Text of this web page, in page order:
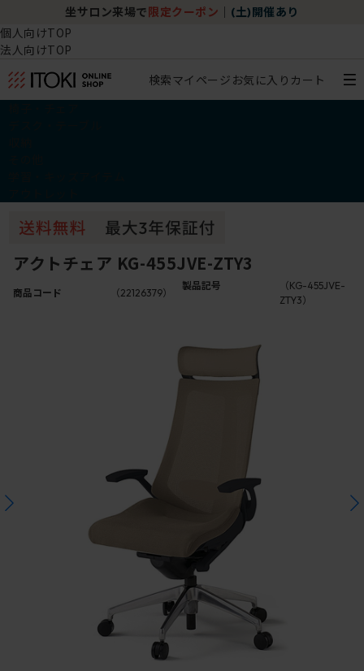
坐サロン来場で 限定クーポン (土)開催あり
個人向けTOP
法人向けTOP
検索マイページ お気に入り カート
アクトチェア KG-455JVE-ZTY3
商品コード （22126379）
製品記号
（KG-455JVE-
ZTY3）